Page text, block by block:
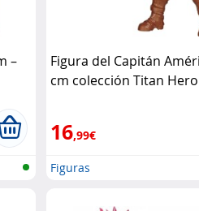
–
Figura del Capitán
cm colección Titan
16,99€
Figuras